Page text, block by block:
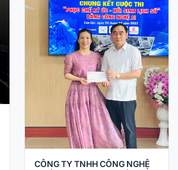
CÔNG TY TNHH CÔNG NGHỆ